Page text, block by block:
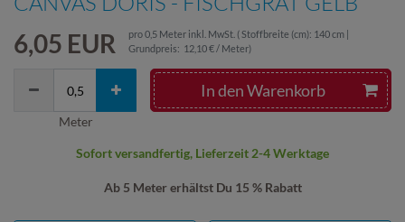
6,05 EUR pro0,5 Meter inkl. MwSt. ( Stoffbreite (cm): 140 cm |
Grundpreis: 12,10 € / Meter)
Ab 5 Meter erhältst Du 15 % Rabatt
In den Warenkorb
Meter
Sofort versandfertig, Lieferzeit 2-4 Werktage